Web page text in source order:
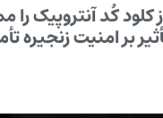
داخلی از کلود کُد
بر امنیت